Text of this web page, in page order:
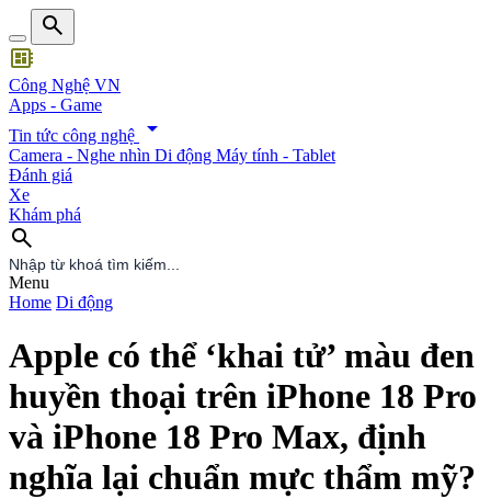
search
developer_board
Công Nghệ VN
Apps - Game
Tin tức công nghệ
arrow_drop_down
Camera - Nghe nhìn Di động Máy tính - Tablet
Đánh giá
Xe
Khám phá
search
search
Menu
Home Di động
Apple có thể ‘khai tử’ màu đen
huyền thoại trên iPhone 18 Pro
và iPhone 18 Pro Max, định
nghĩa lại chuẩn mực thẩm mỹ?